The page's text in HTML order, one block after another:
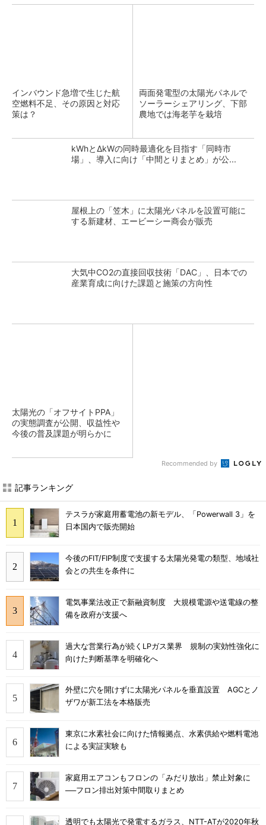
インバウンド急増で生じた航
空燃料不足、その原因と対応
策は？
両面発電型の太陽光パネルで
ソーラーシェアリング、下部
農地では海老芋を栽培
kWhとΔkWの同時最適化を目指す「同時市
場」、導入に向け「中間とりまとめ」が公...
屋根上の「笠木」に太陽光パネルを設置可能に
する新建材、エービーシー商会が販売
大気中CO2の直接回収技術「DAC」、日本での
産業育成に向けた課題と施策の方向性
太陽光の「オフサイトPPA」
の実態調査が公開、収益性や
今後の普及課題が明らかに
Recommended by
記事ランキング
テスラが家庭用蓄電池の新モデル、「Powerwall 3」を
日本国内で販売開始
今後のFIT/FIP制度で支援する太陽光発電の類型、地域社
会との共生を条件に
電気事業法改正で新融資制度 大規模電源や送電線の整
備を政府が支援へ
過大な営業行為が続くLPガス業界 規制の実効性強化に
向けた判断基準を明確化へ
外壁に穴を開けずに太陽光パネルを垂直設置 AGCとノ
ザワが新工法を本格販売
東京に水素社会に向けた情報拠点、水素供給や燃料電池
による実証実験も
家庭用エアコンもフロンの「みだり放出」禁止対象に
──フロン排出対策中間取りまとめ
透明でも太陽光で発電するガラス、NTT-ATが2020年秋